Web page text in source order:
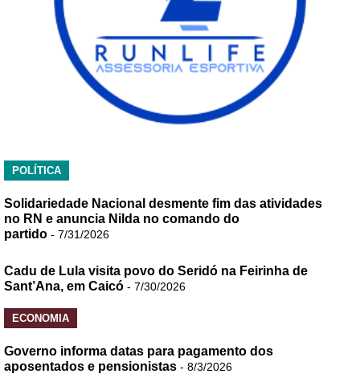
POLÍTICA
Solidariedade Nacional desmente fim das atividades
no RN e anuncia Nilda no comando do
partido - 7/31/2026
Cadu de Lula visita povo do Seridó na Feirinha de
Sant’Ana, em Caicó - 7/30/2026
ECONOMIA
Governo informa datas para pagamento dos
aposentados e pensionistas - 8/3/2026